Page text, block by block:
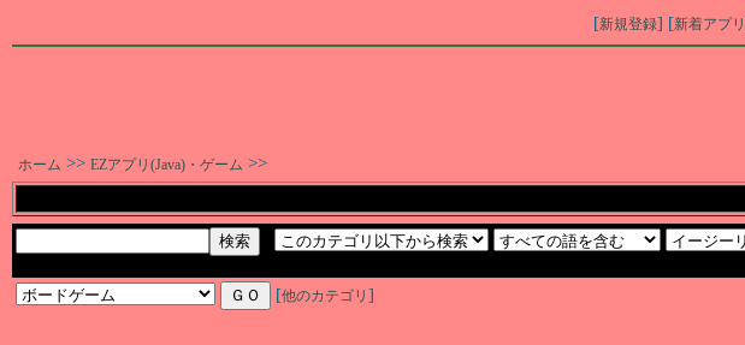
[新規登録] [新着アプリ
ホーム >> EZアプリ(Java)・ゲーム >>
[他のカテゴリ ]